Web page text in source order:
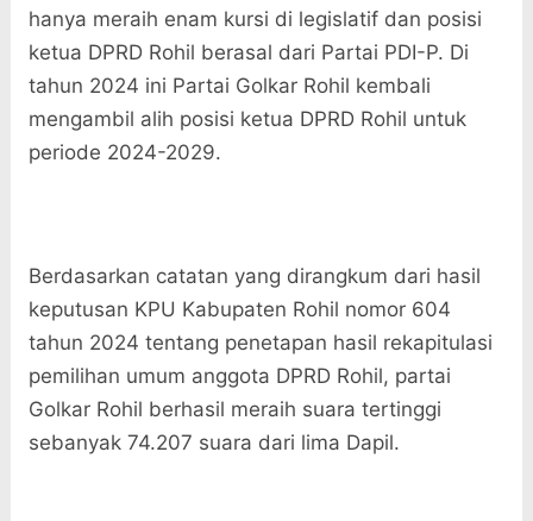
hanya meraih enam kursi di legislatif dan posisi
ketua DPRD Rohil berasal dari Partai PDI-P. Di
tahun 2024 ini Partai Golkar Rohil kembali
mengambil alih posisi ketua DPRD Rohil untuk
periode 2024-2029.
Berdasarkan catatan yang dirangkum dari hasil
keputusan KPU Kabupaten Rohil nomor 604
tahun 2024 tentang penetapan hasil rekapitulasi
pemilihan umum anggota DPRD Rohil, partai
Golkar Rohil berhasil meraih suara tertinggi
sebanyak 74.207 suara dari lima Dapil.